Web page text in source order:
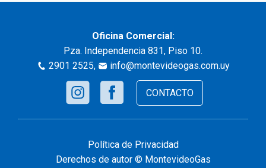
Oficina Comercial:
Pza. Independencia 831, Piso 10.
2901 2525, info@montevideogas.com.uy
CONTACTO
Política de Privacidad
Derechos de autor © MontevideoGas